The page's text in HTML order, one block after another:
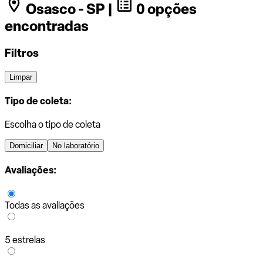
Osasco - SP |
0 opções
encontradas
Filtros
Limpar
Tipo de coleta:
Escolha o tipo de coleta
Domiciliar No laboratório
Avaliações:
Todas as avaliações
5 estrelas